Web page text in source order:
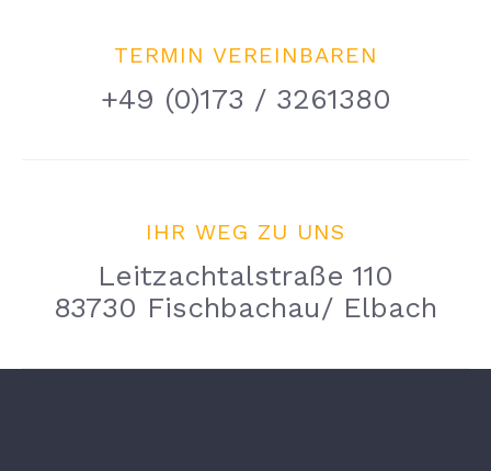
TERMIN VEREINBAREN
+49 (0)173 / 3261380
IHR WEG ZU UNS
Leitzachtalstraße 110
83730 Fischbachau/ Elbach